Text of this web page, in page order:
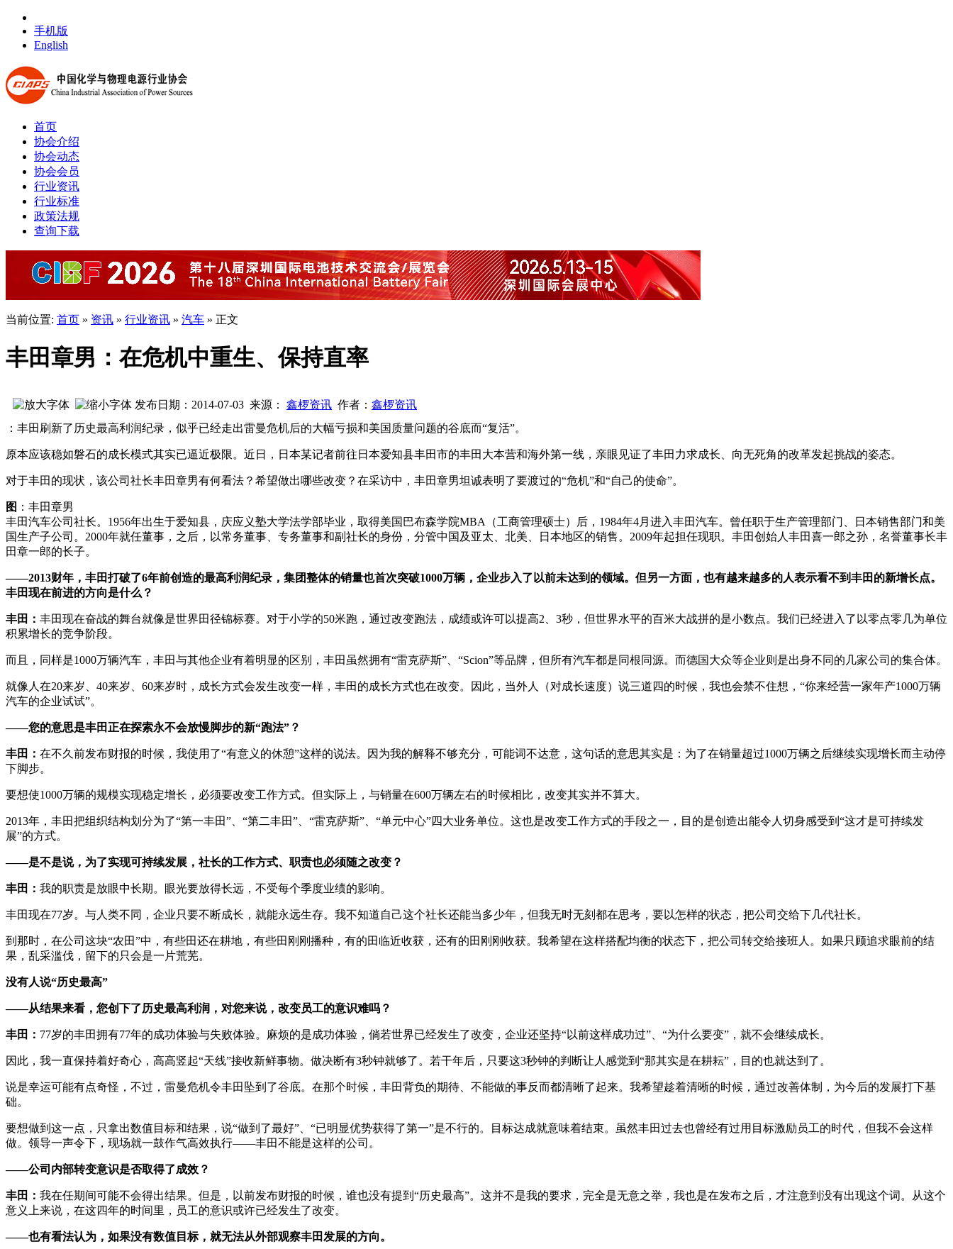
手机版
English
首页
协会介绍
协会动态
协会会员
行业资讯
行业标准
政策法规
查询下载
当前位置: 首页 » 资讯 » 行业资讯 » 汽车 » 正文
丰田章男：在危机中重生、保持直率
发布日期：2014-07-03 来源： 鑫椤资讯 作者： 鑫椤资讯
：丰田刷新了历史最高利润纪录，似乎已经走出雷曼危机后的大幅亏损和美国质量问题的谷底而“复活”。
原本应该稳如磐石的成长模式其实已逼近极限。近日，日本某记者前往日本爱知县丰田市的丰田大本营和海外第一线，亲眼见证了丰田力求成长、向无死角的改革发起挑战的姿态。
对于丰田的现状，该公司社长丰田章男有何看法？希望做出哪些改变？在采访中，丰田章男坦诚表明了要渡过的“危机”和“自己的使命”。
图 ：丰田章男
丰田汽车公司社长。1956年出生于爱知县，庆应义塾大学法学部毕业，取得美国巴布森学院MBA（工商管理硕士）后，1984年4月进入丰田汽车。曾任职于生产管理部门、日本销售部门和美
国生产子公司。2000年就任董事，之后，以常务董事、专务董事和副社长的身份，分管中国及亚太、北美、日本地区的销售。2009年起担任现职。丰田创始人丰田喜一郎之孙，名誉董事长丰
田章一郎的长子。
——2013财年，丰田打破了6年前创造的最高利润纪录，集团整体的销量也首次突破1000万辆，企业步入了以前未达到的领域。但另一方面，也有越来越多的人表示看不到丰田的新增长点。
丰田现在前进的方向是什么？
丰田： 丰田现在奋战的舞台就像是世界田径锦标赛。对于小学的50米跑，通过改变跑法，成绩或许可以提高2、3秒，但世界水平的百米大战拼的是小数点。我们已经进入了以零点零几为单位
积累增长的竞争阶段。
而且，同样是1000万辆汽车，丰田与其他企业有着明显的区别，丰田虽然拥有“雷克萨斯”、“Scion”等品牌，但所有汽车都是同根同源。而德国大众等企业则是出身不同的几家公司的集合体。
就像人在20来岁、40来岁、60来岁时，成长方式会发生改变一样，丰田的成长方式也在改变。因此，当外人（对成长速度）说三道四的时候，我也会禁不住想，“你来经营一家年产1000万辆
汽车的企业试试”。
——您的意思是丰田正在探索永不会放慢脚步的新“跑法”？
丰田： 在不久前发布财报的时候，我使用了“有意义的休憩”这样的说法。因为我的解释不够充分，可能词不达意，这句话的意思其实是：为了在销量超过1000万辆之后继续实现增长而主动停
下脚步。
要想使1000万辆的规模实现稳定增长，必须要改变工作方式。但实际上，与销量在600万辆左右的时候相比，改变其实并不算大。
2013年，丰田把组织结构划分为了“第一丰田”、“第二丰田”、“雷克萨斯”、“单元中心”四大业务单位。这也是改变工作方式的手段之一，目的是创造出能令人切身感受到“这才是可持续发
展”的方式。
——是不是说，为了实现可持续发展，社长的工作方式、职责也必须随之改变？
丰田： 我的职责是放眼中长期。眼光要放得长远，不受每个季度业绩的影响。
丰田现在77岁。与人类不同，企业只要不断成长，就能永远生存。我不知道自己这个社长还能当多少年，但我无时无刻都在思考，要以怎样的状态，把公司交给下几代社长。
到那时，在公司这块“农田”中，有些田还在耕地，有些田刚刚播种，有的田临近收获，还有的田刚刚收获。我希望在这样搭配均衡的状态下，把公司转交给接班人。如果只顾追求眼前的结
果，乱采滥伐，留下的只会是一片荒芜。
没有人说“历史最高”
——从结果来看，您创下了历史最高利润，对您来说，改变员工的意识难吗？
丰田： 77岁的丰田拥有77年的成功体验与失败体验。麻烦的是成功体验，倘若世界已经发生了改变，企业还坚持“以前这样成功过”、“为什么要变”，就不会继续成长。
因此，我一直保持着好奇心，高高竖起“天线”接收新鲜事物。做决断有3秒钟就够了。若干年后，只要这3秒钟的判断让人感觉到“那其实是在耕耘”，目的也就达到了。
说是幸运可能有点奇怪，不过，雷曼危机令丰田坠到了谷底。在那个时候，丰田背负的期待、不能做的事反而都清晰了起来。我希望趁着清晰的时候，通过改善体制，为今后的发展打下基
础。
要想做到这一点，只拿出数值目标和结果，说“做到了最好”、“已明显优势获得了第一”是不行的。目标达成就意味着结束。虽然丰田过去也曾经有过用目标激励员工的时代，但我不会这样
做。领导一声令下，现场就一鼓作气高效执行——丰田不能是这样的公司。
——公司内部转变意识是否取得了成效？
丰田： 我在任期间可能不会得出结果。但是，以前发布财报的时候，谁也没有提到“历史最高”。这并不是我的要求，完全是无意之举，我也是在发布之后，才注意到没有出现这个词。从这个
意义上来说，在这四年的时间里，员工的意识或许已经发生了改变。
——也有看法认为，如果没有数值目标，就无法从外部观察丰田发展的方向。